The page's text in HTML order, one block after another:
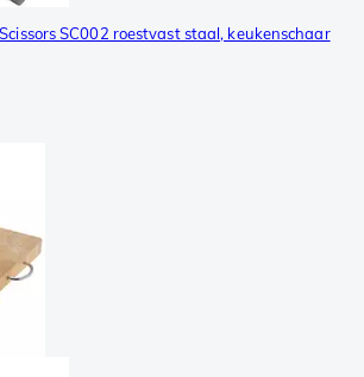
SC002 roestvast staal, keukenschaar